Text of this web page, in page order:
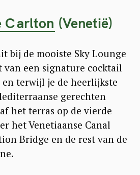
Carlton (Venetië)
bij de mooiste Sky Lounge
van een signature cocktail
en terwijl je de heerlijkste
gerechten
het terras op de vierde
het Venetiaanse Canal
Bridge en de rest van de